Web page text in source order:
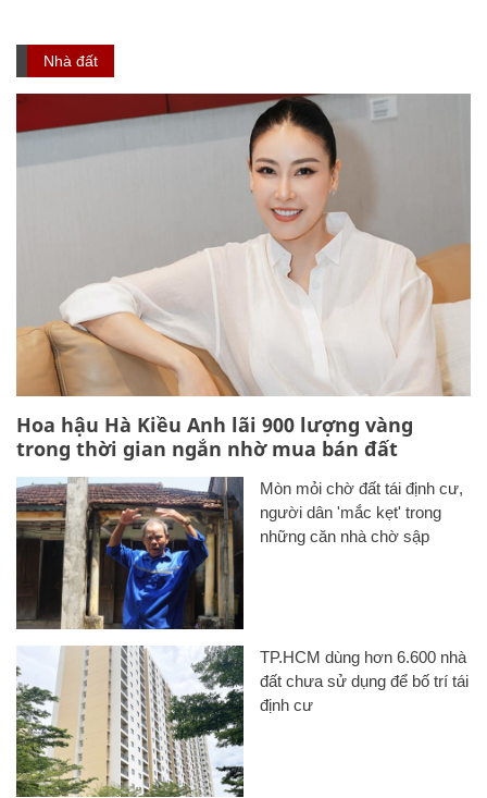
Nhà đất
Hoa hậu Hà Kiều Anh lãi 900 lượng vàng
trong thời gian ngắn nhờ mua bán đất
Mòn mỏi chờ đất tái định cư,
người dân 'mắc kẹt' trong
những căn nhà chờ sập
TP.HCM dùng hơn 6.600 nhà
đất chưa sử dụng để bố trí tái
định cư